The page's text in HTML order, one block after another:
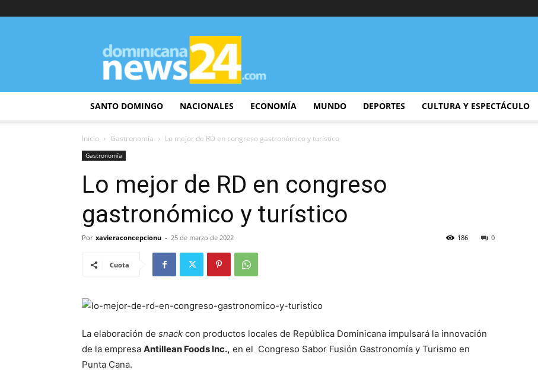
DominicanaNews24
SANTO DOMINGO NACIONALES ECONOMÍA MUNDO DEPORTES CULTURA Y ESPECTÁCULO
Inicio Gastronomía Lo mejor de RD en congreso gastronómico y turístico
Gastronomía
Lo mejor de RD en congreso
gastronómico y turístico
Por xavieraconcepcionu - 25 de marzo de 2022 0
186
Cuota
La elaboración de snack con productos locales de República Dominicana impulsará la innovación
de la empresa Antillean Foods Inc., en el Congreso Sabor Fusión Gastronomía y Turismo en
Punta Cana.